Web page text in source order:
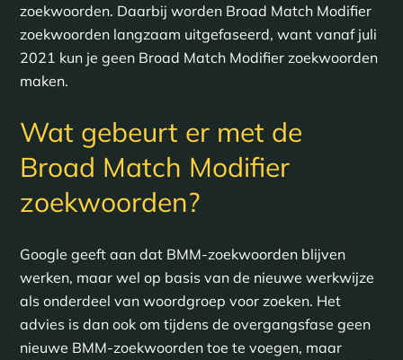
zoekwoorden. Daarbij worden Broad Match Modifier
zoekwoorden langzaam uitgefaseerd, want vanaf juli
2021 kun je geen Broad Match Modifier zoekwoorden
maken.
Wat gebeurt er met de
Broad Match Modifier
zoekwoorden?
Google geeft aan dat BMM-zoekwoorden blijven
werken, maar wel op basis van de nieuwe werkwijze
als onderdeel van woordgroep voor zoeken. Het
advies is dan ook om tijdens de overgangsfase geen
nieuwe BMM-zoekwoorden toe te voegen, maar